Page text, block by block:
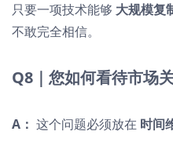
只要一项技术能够 大规模复
不敢完全相信。
Q8｜您如何看待市场
A： 这个问题必须放在 时间